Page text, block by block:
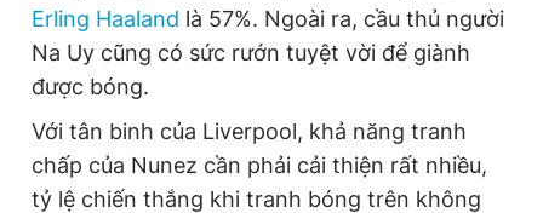
Erling Haaland là 57%. Ngoài ra, cầu thủ người
Na Uy cũng có sức rướn tuyệt vời để giành
được bóng.
Với tân binh của Liverpool, khả năng tranh
chấp của Nunez cần phải cải thiện rất nhiều,
tỷ lệ chiến thắng khi tranh bóng trên không